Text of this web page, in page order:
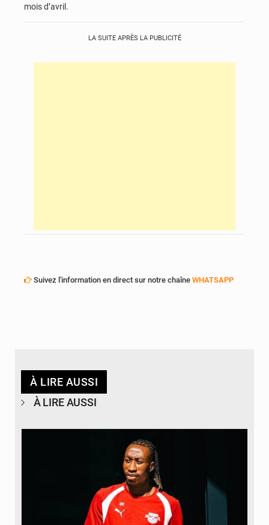
mois d’avril.
LA SUITE APRÈS LA PUBLICITÉ
Suivez l'information en direct sur notre chaîne WHATSAPP
À LIRE AUSSI
À LIRE AUSSI